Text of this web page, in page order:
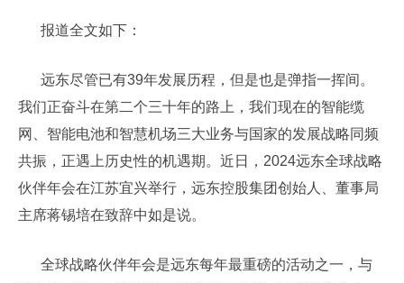
报道全文如下：
远东尽管已有39年发展历程，但是也是弹指一挥间。
我们正奋斗在第二个三十年的路上，我们现在的智能缆
网、智能电池和智慧机场三大业务与国家的发展战略同频
共振，正遇上历史性的机遇期。近日，2024远东全球战略
伙伴年会在江苏宜兴举行，远东控股集团创始人、董事局
主席蒋锡培在致辞中如是说。
全球战略伙伴年会是远东每年最重磅的活动之一，与